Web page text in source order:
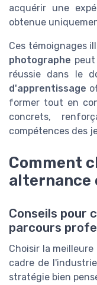
acquérir une
obtenue
Ces témoignages
photographe
réussie dans le
d'apprentissage
former tout en
concrets,
compétences des
Comment
alternance
Conseils pour
parcours
Choisir la
cadre de
stratégie bien